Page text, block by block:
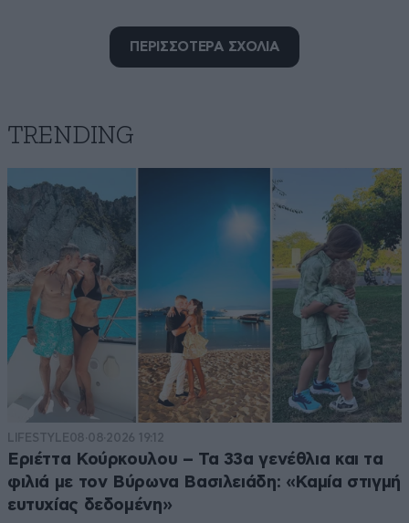
Πέτρος Πέτρος 09·05·2026 08:23
Γκουρας
Οπως έλεγε ο μεγάλος Βέγγος ΄΄αφήστε την χήρα,
πονάει..΄΄οπότε ας ψάλλουμε και μεις έμπλεοι εθνικής
υπερηφάνειας το ΄΄αι γενεαί πάσαι΄΄ για να μπούμε
στο πένθιμο κλίμα των ημερών που σκά-ει συγκίνησης
πέραν της αντικειμενικότητας(εδώ βήχουμε
ελεύθερα). Για να βγούμε πάντως δεν χρειάζεται
ιδιαίτερη προσπάθεια αφού η πρωϊνή ζώνη προσφέρει
άφθονο γέλιο πάντα με Αρη πρωτοψάλτη... Ο μπάρμπα
Αντρέας που ..κελαηδάει σχεδόν καθημερινά και έχει
αναλάβει το δεκατιανό...,έρχεται με δύναμη από τον
πάγκο μπας και ξορκίσει τον μόνιμο εφιάλτη του (και
σύσσωμου του πρακτορείου) Αλέξη,έχει αναλάβει τα
ΠΕΡΙΣΣΟΤΕΡΑ ΣΧΟΛΙΑ
TRENDING
LIFESTYLE08·08·2026 19:12
Εριέττα Κούρκουλου – Τα 33α γενέθλια και τα
φιλιά με τον Βύρωνα Βασιλειάδη: «Καμία στιγμή
ευτυχίας δεδομένη»